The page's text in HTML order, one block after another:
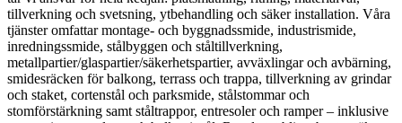
tillverkning och svetsning, ytbehandling och säker installation. Våra
tjänster omfattar montage- och byggnadssmide, industrismide,
inredningssmide, stålbyggen och ståltillverkning,
metallpartier/glaspartier/säkerhetspartier, avväxlingar och avbärning,
smidesräcken för balkong, terrass och trappa, tillverkning av grindar
och staket, cortenstål och parksmide, stålstommar och
stomförstärkning samt ståltrappor, entresoler och ramper – inklusive